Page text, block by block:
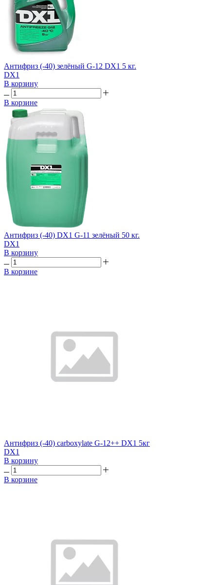
Антифриз (-40) зелёный G-12 DX1 5 кг.
DX1
В корзину
В корзине
Антифриз (-40) DX1 G-11 зелёный 50 кг.
DX1
В корзину
В корзине
Антифриз (-40) carboxylate G-12++ DX1 5кг
DX1
В корзину
В корзине